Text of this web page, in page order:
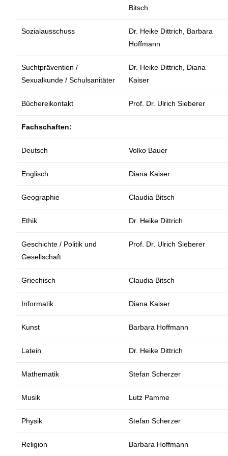
Bitsch
Sozialausschuss
Dr. Heike Dittrich, Barbara
Hoffmann
Suchtprävention /
Sexualkunde / Schulsanitäter
Dr. Heike Dittrich, Diana
Kaiser
Büchereikontakt Prof. Dr. Ulrich Sieberer
Fachschaften:
Deutsch Volko Bauer
Englisch Diana Kaiser
Geographie Claudia Bitsch
Ethik Dr. Heike Dittrich
Geschichte / Politik und
Gesellschaft
Prof. Dr. Ulrich Sieberer
Griechisch Claudia Bitsch
Informatik Diana Kaiser
Kunst Barbara Hoffmann
Latein Dr. Heike Dittrich
Mathematik Stefan Scherzer
Musik Lutz Pamme
Physik Stefan Scherzer
Religion Barbara Hoffmann